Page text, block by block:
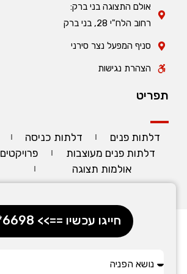
אולם התצוגה בני ברק:
רחוב הלח"י 28, בני ברק
סניף המפעל נצר סירני
הצהרת נגישות
תפריט
דלתות פנים דלתות כניסה
דלתות פנים מעוצבות
פרויקטים
אולמות תצוגה
חייגו עכשיו ==>> 6698*